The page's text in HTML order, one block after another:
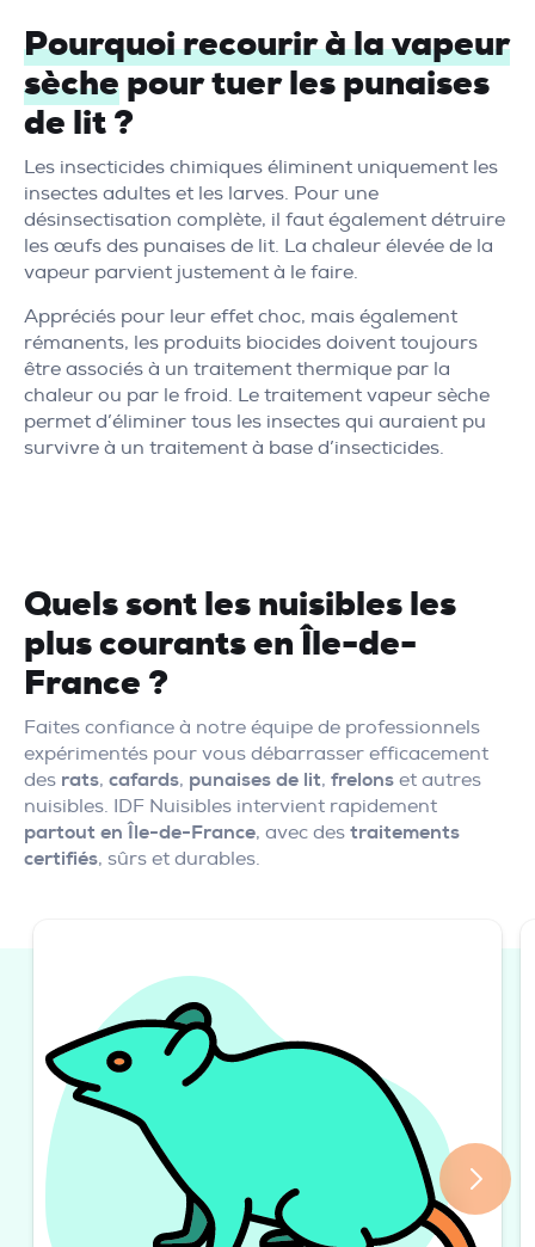
Pourquoi recourir à la vapeur
sèchepour tuer les punaises
de lit ?
Les insecticides chimiques éliminent uniquement les
insectes adultes et les larves. Pour une
désinsectisation complète, il faut également détruire
les œufs des punaises de lit. La chaleur élevée de la
vapeur parvient justement à le faire.
Appréciés pour leur effet choc, mais également
rémanents, les produits biocides doivent toujours
être associés à un traitement thermique par la
chaleur ou par le froid. Le traitement vapeur sèche
permet d’éliminer tous les insectes qui auraient pu
survivre à un traitement à base d’insecticides.
Quels sont les nuisibles les
plus courants en Île-de-
France ?
Faites confiance à notre équipe de professionnels
expérimentés pour vous débarrasser efficacement
des rats, cafards, punaises de lit, frelons et autres
nuisibles. IDF Nuisibles intervient rapidement
partout en Île-de-France, avec des traitements
certifiés, sûrs et durables.